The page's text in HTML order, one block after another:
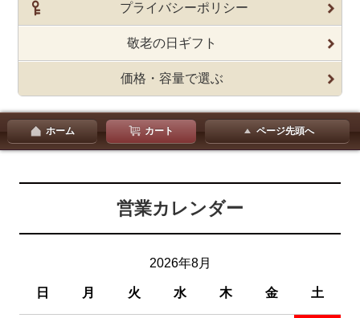
プライバシーポリシー
敬老の日ギフト
価格・容量で選ぶ
ホーム カート ページ先頭へ
営業カレンダー
2026年8月
日 月 火 水 木 金 土